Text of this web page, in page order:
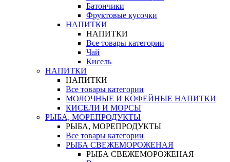
Батончики
Фруктовые кусочки
НАПИТКИ
НАПИТКИ
Все товары категории
Чай
Кисель
НАПИТКИ
НАПИТКИ
Все товары категории
МОЛОЧНЫЕ И КОФЕЙНЫЕ НАПИТКИ
КИСЕЛИ И МОРСЫ
РЫБА, МОРЕПРОДУКТЫ
РЫБА, МОРЕПРОДУКТЫ
Все товары категории
РЫБА СВЕЖЕМОРОЖЕНАЯ
РЫБА СВЕЖЕМОРОЖЕНАЯ